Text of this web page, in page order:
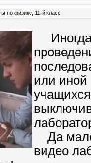
по физике, 11-й класс
Иногда
или иной
Да мало
видео